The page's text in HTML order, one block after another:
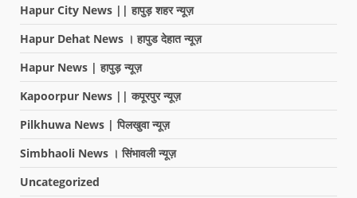
Hapur City News || हापुड़ शहर न्यूज़
Hapur Dehat News । हापुड देहात न्यूज़
Hapur News | हापुड़ न्यूज़
Kapoorpur News || कपूरपुर न्यूज़
Pilkhuwa News | पिलखुवा न्यूज़
Simbhaoli News । सिंभावली न्यूज़
Uncategorized